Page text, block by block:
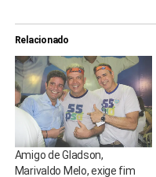
Relacionado
Amigo de Gladson,
Marivaldo Melo, exige fim